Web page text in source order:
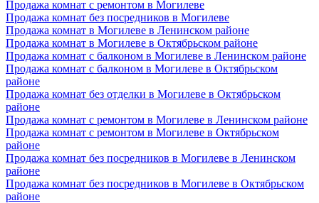
Продажа комнат с ремонтом в Могилеве
Продажа комнат без посредников в Могилеве
Продажа комнат в Могилеве в Ленинском районе
Продажа комнат в Могилеве в Октябрьском районе
Продажа комнат с балконом в Могилеве в Ленинском районе
Продажа комнат с балконом в Могилеве в Октябрьском
районе
Продажа комнат без отделки в Могилеве в Октябрьском
районе
Продажа комнат с ремонтом в Могилеве в Ленинском районе
Продажа комнат с ремонтом в Могилеве в Октябрьском
районе
Продажа комнат без посредников в Могилеве в Ленинском
районе
Продажа комнат без посредников в Могилеве в Октябрьском
районе